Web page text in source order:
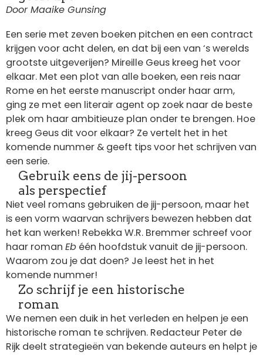
Door Maaike Gunsing
Een serie met zeven boeken pitchen en een contract
krijgen voor acht delen, en dat bij een van ‘s werelds
grootste uitgeverijen? Mireille Geus kreeg het voor
elkaar. Met een plot van alle boeken, een reis naar
Rome en het eerste manuscript onder haar arm,
ging ze met een literair agent op zoek naar de beste
plek om haar ambitieuze plan onder te brengen. Hoe
kreeg Geus dit voor elkaar? Ze vertelt het in het
komende nummer & geeft tips voor het schrijven van
een serie.
Gebruik eens de jij-persoon
als perspectief
Niet veel romans gebruiken de jij-persoon, maar het
is een vorm waarvan schrijvers bewezen hebben dat
het kan werken! Rebekka W.R. Bremmer schreef voor
haar roman Eb één hoofdstuk vanuit de jij-persoon.
Waarom zou je dat doen? Je leest het in het
komende nummer!
Zo schrijf je een historische
roman
We nemen een duik in het verleden en helpen je een
historische roman te schrijven. Redacteur Peter de
Rijk deelt strategieën van bekende auteurs en helpt je